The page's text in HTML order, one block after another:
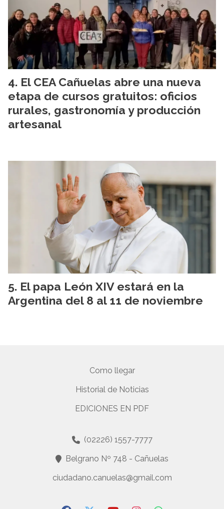
El CEA Cañuelas abre una nueva
etapa de cursos gratuitos: oficios
rurales, gastronomía y producción
artesanal
El papa León XIV estará en la
Argentina del 8 al 11 de noviembre
Como llegar
Historial de Noticias
EDICIONES EN PDF
(02226) 1557-7777
Belgrano Nº 748 - Cañuelas
ciudadano.canuelas@gmail.com